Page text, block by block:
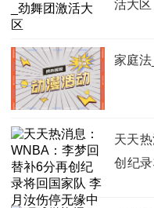
活大区
家庭
天天
创纪